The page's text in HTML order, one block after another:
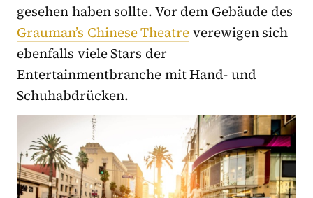
gesehen haben sollte. Vor dem Gebäude des
Grauman’s Chinese Theatreverewigen sich
ebenfalls viele Stars der
Entertainmentbranche mit Hand- und
Schuhabdrücken.